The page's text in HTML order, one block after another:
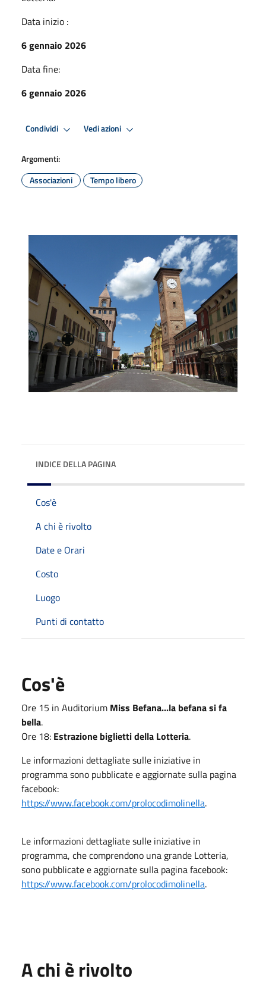
Data inizio :
6 gennaio 2026
Data fine:
6 gennaio 2026
Condividi Vedi azioni
Argomenti:
Associazioni
Tempo libero
INDICE DELLA PAGINA
Cos'è
A chi è rivolto
Date e Orari
Costo
Luogo
Punti di contatto
Cos'è
Ore 15 in Auditorium Miss Befana...la befana si fa
bella.
Ore 18: Estrazione biglietti della Lotteria.
Le informazioni dettagliate sulle iniziative in
programma sono pubblicate e aggiornate sulla pagina
facebook:
https://www.facebook.com/prolocodimolinella.
Le informazioni dettagliate sulle iniziative in
programma, che comprendono una grande Lotteria,
sono pubblicate e aggiornate sulla pagina facebook:
https://www.facebook.com/prolocodimolinella.
A chi è rivolto